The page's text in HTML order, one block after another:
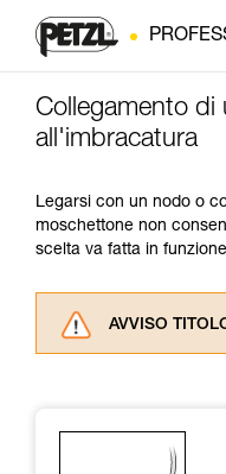
Collegamento di
all'imbracatura
Legarsi con un nodo o
moschettone non
scelta va fatta in
AVVISO
capire queste